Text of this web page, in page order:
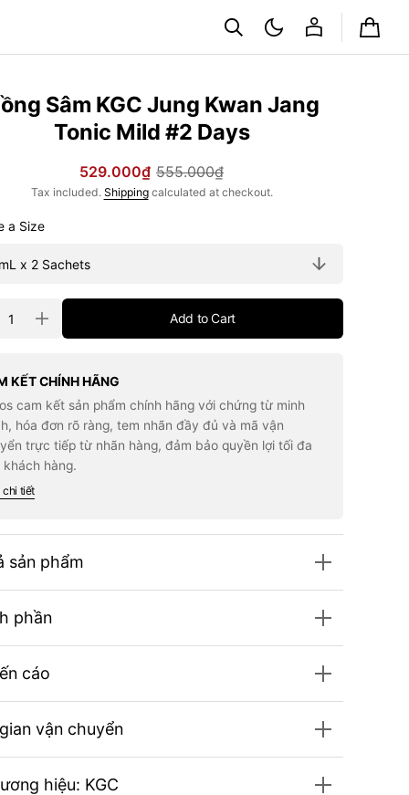
Cart
Sâm KGC Jung Kwan Jang
Tonic Mild #2 Days
Sale
price
529.000₫
Regular
price
555.000₫
Tax included. Shippingcalculated at checkout.
Choose a Size
Increase
quantity
Sâm
Jung
Kwan
Jang
Tonic
Mild
#2
Add to Cart
KẾT CHÍNH HÃNG
cam kết sản phẩm chính hãng với chứng từ minh
hóa đơn rõ ràng, tem nhãn đầy đủ và mã vận
trực tiếp từ nhãn hàng, đảm bảo quyền lợi tối đa
khách hàng.
chi tiết
sản phẩm
phần
cáo
vận chuyển
hiệu: KGC